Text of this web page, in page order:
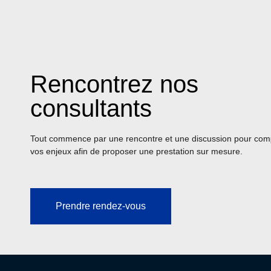
Rencontrez nos
consultants
Tout commence par une rencontre et une discussion pour
vos enjeux afin de proposer une prestation sur mesure.
Prendre rendez-vous